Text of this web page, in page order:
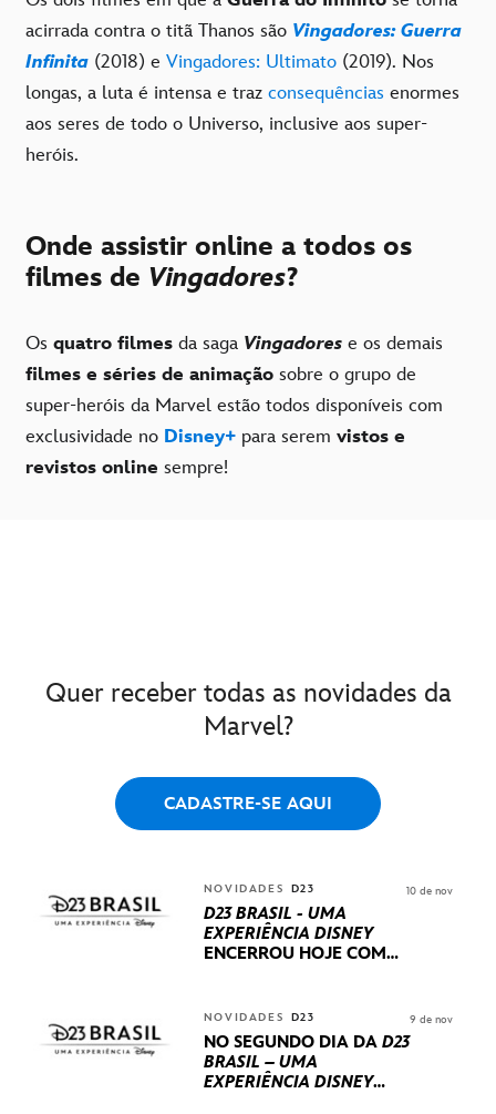
acirrada contra o titã Thanos são Vingadores: Guerra
Infinita (2018) e Vingadores: Ultimato (2019). Nos
longas, a luta é intensa e traz consequências enormes
aos seres de todo o Universo, inclusive aos super-
heróis.
Onde assistir online a todos os
filmes de Vingadores?
Os quatro filmes da saga Vingadores e os demais
filmes e séries de animação sobre o grupo de
super-heróis da Marvel estão todos disponíveis com
exclusividade no Disney+ para serem vistos e
revistos online sempre!
Quer receber todas as novidades da
Marvel?
CADASTRE-SE AQUI
NOVIDADES D23
D23 BRASIL - UMA
EXPERIÊNCIA DISNEY
ENCERROU HOJE COM
INTERNACIONAIS E
PRODUÇÕES BRASILEIRAS
10 de nov
NOVIDADES D23
NO SEGUNDO DIA DA D23
BRASIL – UMA
EXPERIÊNCIA DISNEY
9 de nov